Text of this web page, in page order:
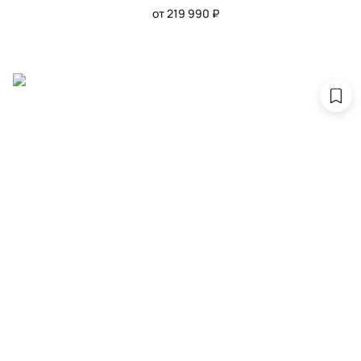
от 219 990 ₽